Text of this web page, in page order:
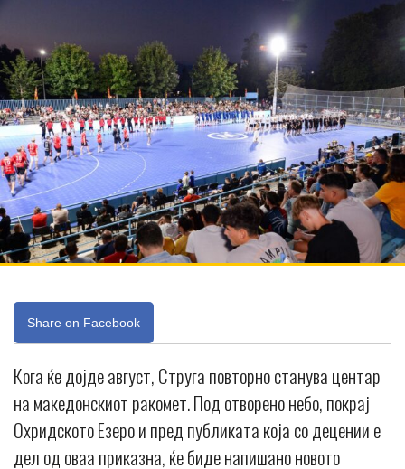
Share on Facebook
Кога ќе дојде август, Струга повторно станува центар
на македонскиот ракомет. Под отворено небо, покрај
Охридското Езеро и пред публиката која со децении е
дел од оваа приказна, ќе биде напишано новото